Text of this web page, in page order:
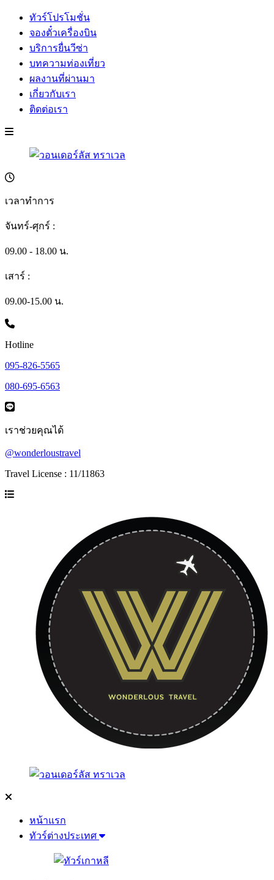
ทัวร์โปรโมชั่น
จองตั๋วเครื่องบิน
บริการยื่นวีซ่า
บทความท่องเที่ยว
ผลงานที่ผ่านมา
เกี่ยวกับเรา
ติดต่อเรา
เวลาทำการ
จันทร์-ศุกร์ :
09.00 - 18.00 น.
เสาร์ :
09.00-15.00 น.
Hotline
095-826-5565
080-695-6563
เราช่วยคุณได้
@wonderloustravel
Travel License : 11/11863
หน้าแรก
ทัวร์ต่างประเทศ